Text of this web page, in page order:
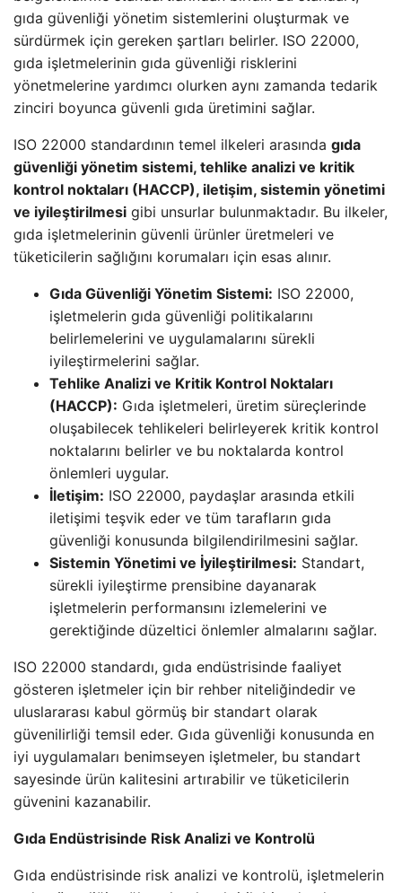
gıda güvenliği yönetim sistemlerini oluşturmak ve
sürdürmek için gereken şartları belirler. ISO 22000,
gıda işletmelerinin gıda güvenliği risklerini
yönetmelerine yardımcı olurken aynı zamanda tedarik
zinciri boyunca güvenli gıda üretimini sağlar.
ISO 22000 standardının temel ilkeleri arasında gıda
güvenliği yönetim sistemi, tehlike analizi ve kritik
kontrol noktaları (HACCP), iletişim, sistemin yönetimi
ve iyileştirilmesi gibi unsurlar bulunmaktadır. Bu ilkeler,
gıda işletmelerinin güvenli ürünler üretmeleri ve
tüketicilerin sağlığını korumaları için esas alınır.
Gıda Güvenliği Yönetim Sistemi: ISO 22000,
işletmelerin gıda güvenliği politikalarını
belirlemelerini ve uygulamalarını sürekli
iyileştirmelerini sağlar.
Tehlike Analizi ve Kritik Kontrol Noktaları
(HACCP): Gıda işletmeleri, üretim süreçlerinde
oluşabilecek tehlikeleri belirleyerek kritik kontrol
noktalarını belirler ve bu noktalarda kontrol
önlemleri uygular.
İletişim: ISO 22000, paydaşlar arasında etkili
iletişimi teşvik eder ve tüm tarafların gıda
güvenliği konusunda bilgilendirilmesini sağlar.
Sistemin Yönetimi ve İyileştirilmesi: Standart,
sürekli iyileştirme prensibine dayanarak
işletmelerin performansını izlemelerini ve
gerektiğinde düzeltici önlemler almalarını sağlar.
ISO 22000 standardı, gıda endüstrisinde faaliyet
gösteren işletmeler için bir rehber niteliğindedir ve
uluslararası kabul görmüş bir standart olarak
güvenilirliği temsil eder. Gıda güvenliği konusunda en
iyi uygulamaları benimseyen işletmeler, bu standart
sayesinde ürün kalitesini artırabilir ve tüketicilerin
güvenini kazanabilir.
Gıda Endüstrisinde Risk Analizi ve Kontrolü
Gıda endüstrisinde risk analizi ve kontrolü, işletmelerin